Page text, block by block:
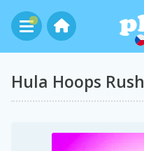
Hula Hoops Rush